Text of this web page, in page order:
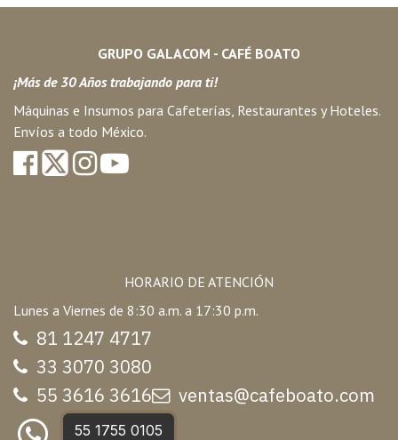
GRUPO GALACOM - CAFÉ BOATO
¡Más de 30 Años trabajando para ti!
Máquinas e Insumos para Cafeterías, Restaurantes y Hoteles.
Envíos a todo México.
HORARIO DE ATENCIÓN
Lunes a Viernes de 8:30 a.m. a 17:30 p.m.
81 1247 4717
33 3070 3080
55 3616 3616
ventas@cafeboato.com
55 1755 0105